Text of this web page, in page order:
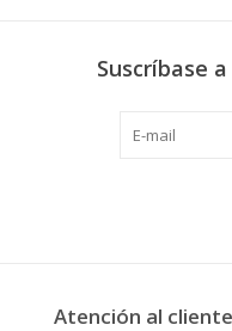
Suscríbase
Atención al cliente